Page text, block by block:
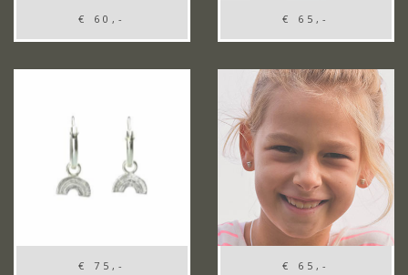
€ 60,- € 65,-
€ 75,- € 65,-